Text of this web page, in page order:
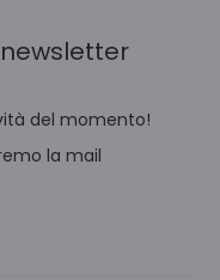
del momento!
la mail